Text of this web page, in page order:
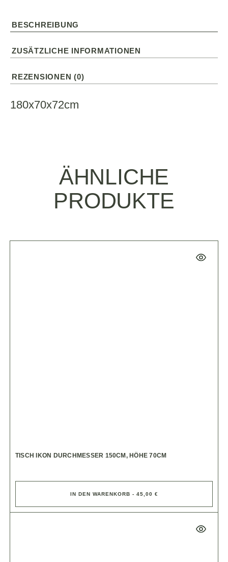
BESCHREIBUNG
ZUSÄTZLICHE INFORMATIONEN
REZENSIONEN (0)
180x70x72cm
ÄHNLICHE
PRODUKTE
TISCH IKON DURCHMESSER 150CM, HÖHE 70CM
IN DEN WARENKORB - 45,00 €